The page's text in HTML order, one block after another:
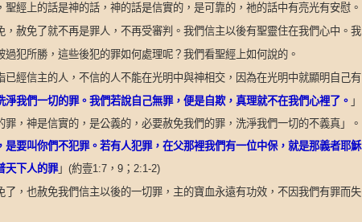
經上的話是神的話，神的話是信實的，是可靠的，祂的話中有亮光有安慰。
赦免了就不再是罪人，不再受審判。我們信主以後有聖靈住在我們心中。我
犯所勝，這些後犯的罪如何處理呢？我們看聖經上如何說的。
已經信主的人，不信的人不能在光明中與神相交，因為在光明中就顯明自己有
淨我們一切的罪。我們若說自己無罪，便是自欺，真理就不在我們心裡了。 」
，神是信實的，是公義的，必要赦免我們的罪，洗淨我們一切的不義真」。
要叫你們不犯罪。若有人犯罪，在父那裡我們有一位中保，就是那義者耶穌
天下人的罪」 (約壹1:7 ， 9 ； 2:1-2)
，也赦免我們信主以後的一切罪，主的寶血永遠有功效，不因我們有罪而失